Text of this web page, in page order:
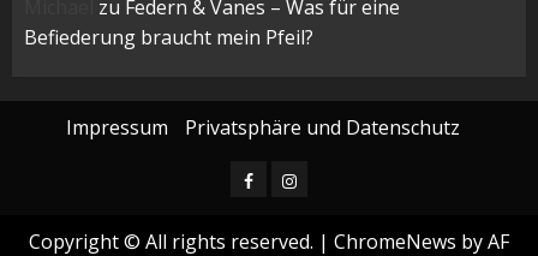
zu Federn & Vanes – Was für eine
Befiederung braucht mein Pfeil?
Impressum Privatsphäre und Datenschutz
FacebookInstagram
Copyright © All rights reserved. | ChromeNews by AF